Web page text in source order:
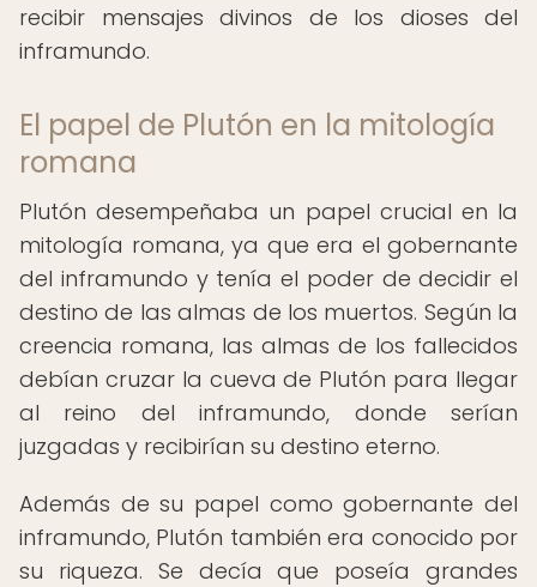
recibir mensajes divinos de los dioses del
inframundo.
El papel de Plutón en la mitología
romana
Plutón desempeñaba un papel crucial en la
mitología romana, ya que era el gobernante
del inframundo y tenía el poder de decidir el
destino de las almas de los muertos. Según la
creencia romana, las almas de los fallecidos
debían cruzar la cueva de Plutón para llegar
al reino del inframundo, donde serían
juzgadas y recibirían su destino eterno.
Además de su papel como gobernante del
inframundo, Plutón también era conocido por
su riqueza. Se decía que poseía grandes